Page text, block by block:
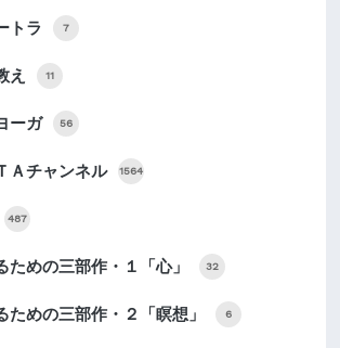
トラ 7
え 11
ーガ 56
Ａチャンネル 1564
487
ための三部作・１「心」 32
ための三部作・２「瞑想」 6